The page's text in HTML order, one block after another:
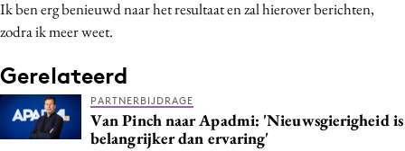
Ik ben erg benieuwd naar het resultaat en zal hierover berichten,
zodra ik meer weet.
Gerelateerd
PARTNERBIJDRAGE
Van Pinch naar Apadmi: 'Nieuwsgierigheid is
belangrijker dan ervaring'